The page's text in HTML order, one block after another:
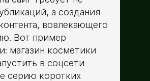
а создания
вовлекающего
Вот пример
магазин косметики
в соцсети
серию коротких